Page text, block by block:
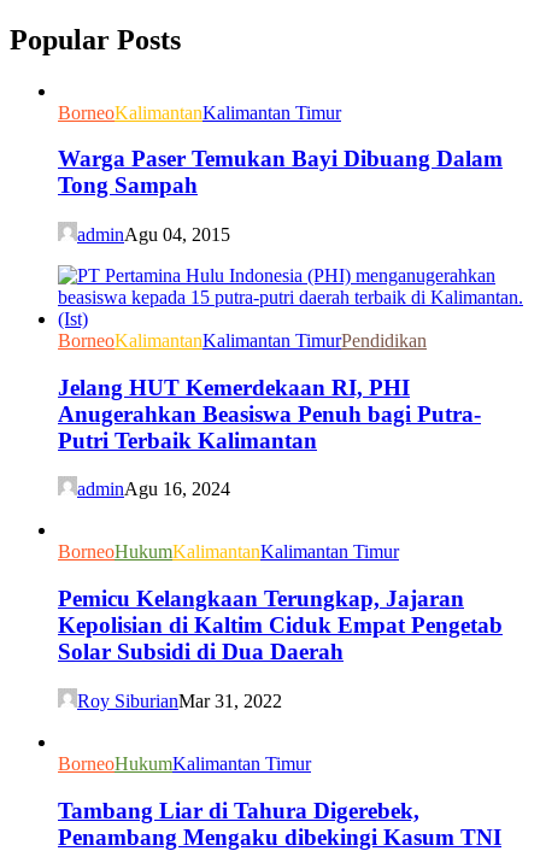
Popular Posts
BorneoKalimantanKalimantan Timur
Warga Paser Temukan Bayi Dibuang Dalam
Tong Sampah
adminAgu 04, 2015
BorneoKalimantanKalimantan TimurPendidikan
Jelang HUT Kemerdekaan RI, PHI
Anugerahkan Beasiswa Penuh bagi Putra-
Putri Terbaik Kalimantan
adminAgu 16, 2024
BorneoHukumKalimantanKalimantan Timur
Pemicu Kelangkaan Terungkap, Jajaran
Kepolisian di Kaltim Ciduk Empat Pengetab
Solar Subsidi di Dua Daerah
Roy SiburianMar 31, 2022
BorneoHukumKalimantan Timur
Tambang Liar di Tahura Digerebek,
Penambang Mengaku dibekingi Kasum TNI